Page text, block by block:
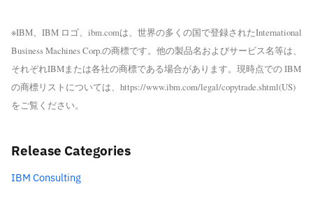
※IBM、IBM ロゴ、ibm.comは、世界の多くの国で登録されたInternational
Business Machines Corp.の商標です。他の製品名およびサービス名等は、
それぞれIBMまたは各社の商標である場合があります。現時点での IBM
の商標リストについては、https://www.ibm.com/legal/copytrade.shtml(US)
をご覧ください。
Release Categories
IBM Consulting